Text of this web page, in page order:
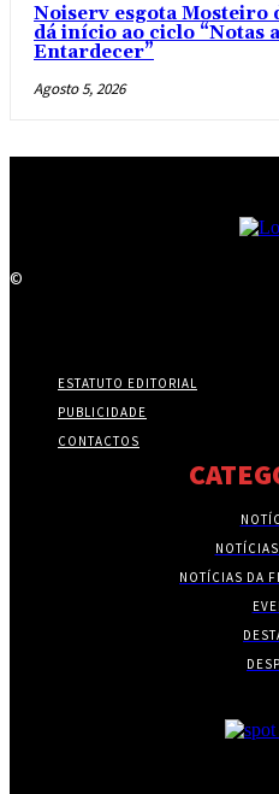
Noiserv esgota Mosteiro
dá início ao ciclo “Notas
Entardecer”
Agosto 5, 2026
©
ESTATUTO EDITORIAL
PUBLICIDADE
CONTACTOS
NOTÍCIAS DA